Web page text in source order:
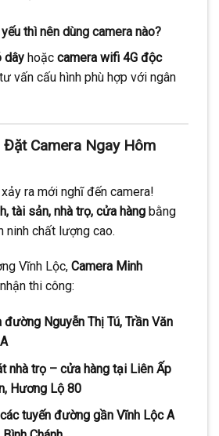
thì nên dùng camera nào?
dây hoặc camera wifi 4G độc
vấn cấu hình phù hợp với ngân
Camera Ngay Hôm
ra mới nghĩ đến camera!
tài sản, nhà trọ, cửa hàng bằng
ninh chất lượng cao.
Vĩnh Lộc, Camera Minh
thi công:
Nguyễn Thị Tú, Trần Văn
nhà trọ – cửa hàng tại Liên Ấp
Hương Lộ 80
tuyến đường gần Vĩnh Lộc A